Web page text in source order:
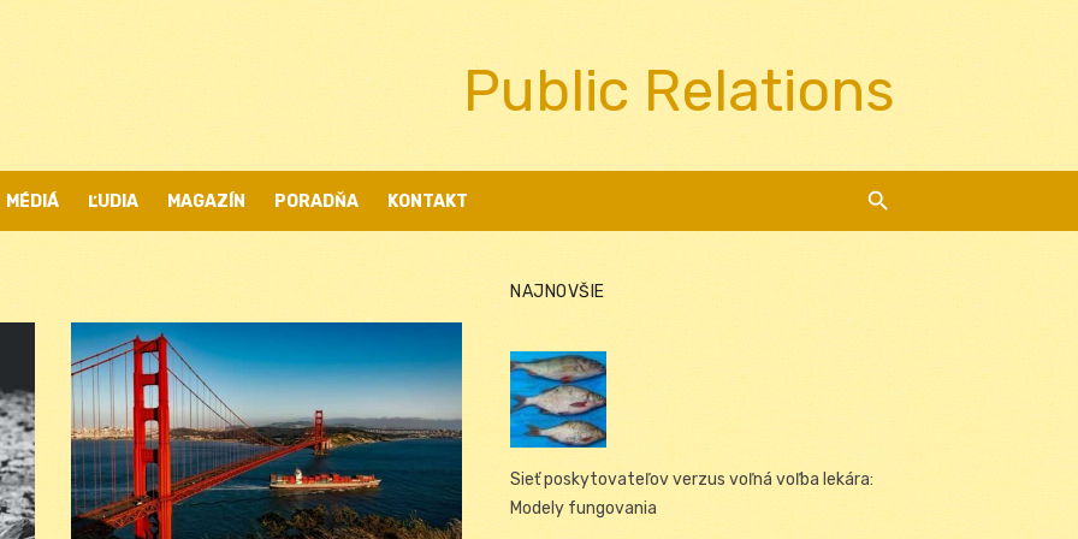
Public Relations
MÉDIÁ ĽUDIA MAGAZÍN PORADŇA KONTAKT
NAJNOVŠIE
Sieť poskytovateľov verzus voľná voľba lekára:
Modely fungovania